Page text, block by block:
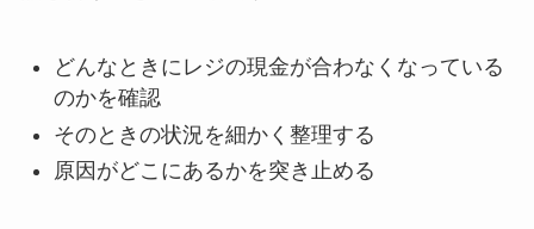
どんなときにレジの現金が合わなくなっている
のかを確認
そのときの状況を細かく整理する
原因がどこにあるかを突き止める